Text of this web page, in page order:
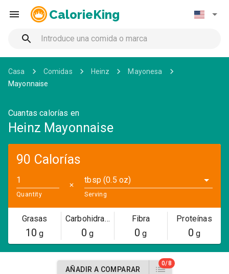
CalorieKing
Casa Comidas Heinz
Mayonesa
Mayonnaise
Cuantas calorías en
Heinz Mayonnaise
90 Calorías
Quantity
✕
tbsp (0.5 oz)
Serving
Grasas
10 g
Carbohidratos
0 g
Fibra
0 g
Proteínas
0 g
AÑADIR A COMPARAR
0/8